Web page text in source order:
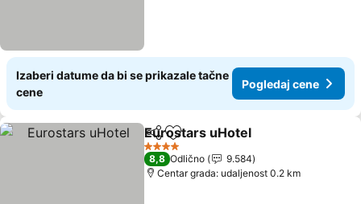
Izaberi datume da bi se prikazale tačne
cene
Pogledaj cene
Deli Dodati u favorite
Eurostars uHotel
4 Zvezdice
8,8 Odlično
9.584
Centar grada: udaljenost 0.2 km